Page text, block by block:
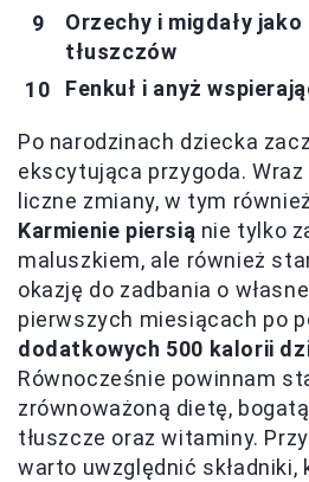
Orzechy i migdały
tłuszczów
Fenkuł i anyż
Po narodzinach dziecka
ekscytująca przygoda.
liczne zmiany, w tym
Karmienie piersią nie tylko
maluszkiem, ale również
okazję do zadbania o
pierwszych miesiącach po
dodatkowych 500 kalorii
Równocześnie powinnam
zrównoważoną dietę,
tłuszcze oraz witaminy.
warto uwzględnić składniki,